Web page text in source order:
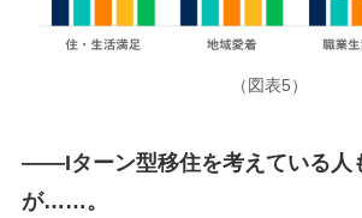
（図表5）
――Iターン型移住を考えている人
が……。